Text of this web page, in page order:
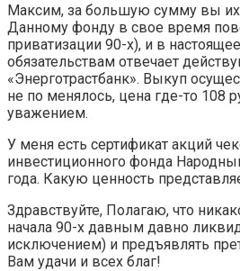
Максим, за большую сумму вы их
Данному фонду в свое время
приватизации 90-х), и в
обязательствам отвечает
«Энерготрастбанк». Выкуп
не по менялось, цена где-то 108
уважением.
У меня есть сертификат акций
инвестиционного фонда
года. Какую ценность
Здравствуйте, Полагаю, что
начала 90-х давным давно
исключением) и предъявлять
Вам удачи и всех благ!